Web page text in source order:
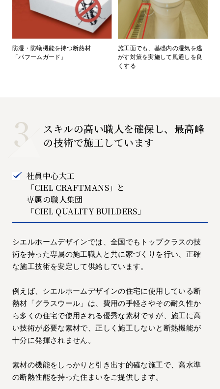
防湿・防蟻機能を持つ断熱材
「パフームガード」
施工面でも、基礎内の湿気を逃
がす対策を実施して風通しを良
くする
スキルの高い職人を確保し、最高峰
の技術で施工しています
社員中心大工
「CIEL CRAFTMANS」と
専属の職人集団
「CIEL QUALITY BUILDERS」
シエルホームデザインでは、全国でもトップクラスの技
術を持った専属の施工職人と共に家づくりを行い、正確
な施工技術を安定して供給しています。
例えば、シエルホームデザインの住宅に使用している断
熱材「グラスウール」は、費用の手軽さやその耐久性か
ら多くの住宅で使用される優秀な素材ですが、施工に高
い技術が必要な素材で、正しく施工しないと断熱機能が
十分に発揮されません。
素材の機能をしっかりと引き出す的確な施工で、高水準
の断熱性能を持った住まいをご提供します。